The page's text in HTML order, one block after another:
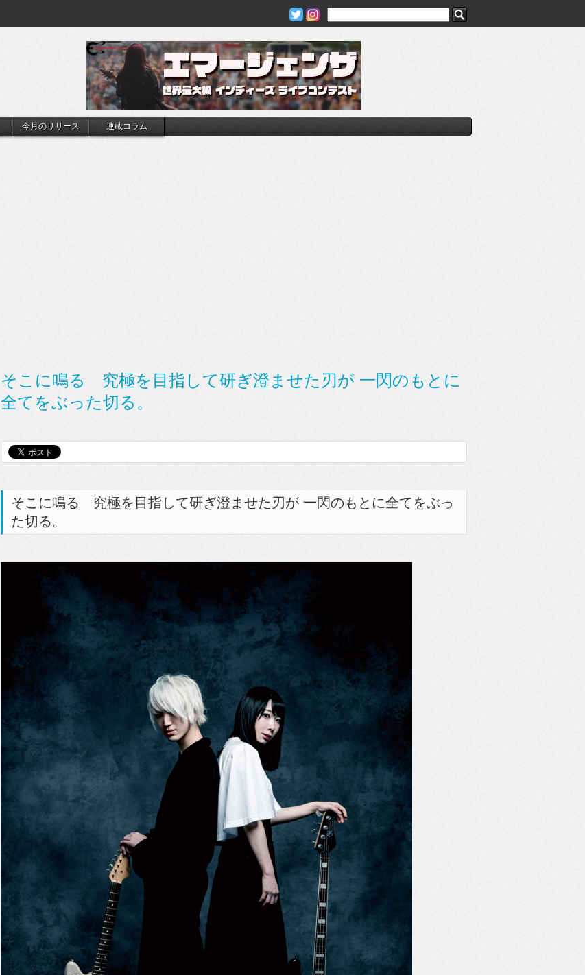
今月のリリース 連載コラム
そこに鳴る 究極を目指して研ぎ澄ませた刃が 一閃のもとに
全てをぶった切る。
そこに鳴る 究極を目指して研ぎ澄ませた刃が 一閃のもとに全てをぶっ
た切る。